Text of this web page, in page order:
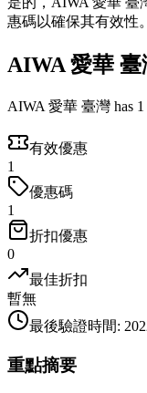
惠碼以確保其有效性。
AIWA 愛華
AIWA 愛華 臺灣 has 1
有效優惠
1
優惠碼
1
折扣優惠
0
最佳折扣
暫無
最後驗證時間:
重點摘要